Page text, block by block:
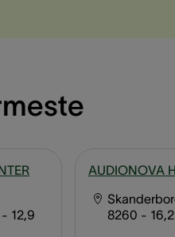
- 12,9
AUDIONOVA
8260 -